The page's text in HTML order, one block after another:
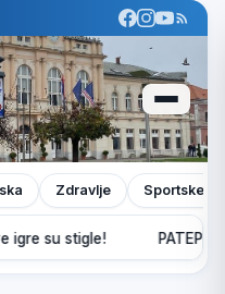
Zdravlje Sportske
su stigle! PATEPLAY